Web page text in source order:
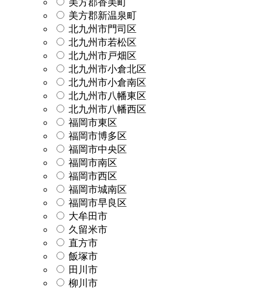
美方郡新温泉町
北九州市門司区
北九州市若松区
北九州市戸畑区
北九州市小倉北区
北九州市小倉南区
北九州市八幡東区
北九州市八幡西区
福岡市東区
福岡市博多区
福岡市中央区
福岡市南区
福岡市西区
福岡市城南区
福岡市早良区
大牟田市
久留米市
直方市
飯塚市
田川市
柳川市